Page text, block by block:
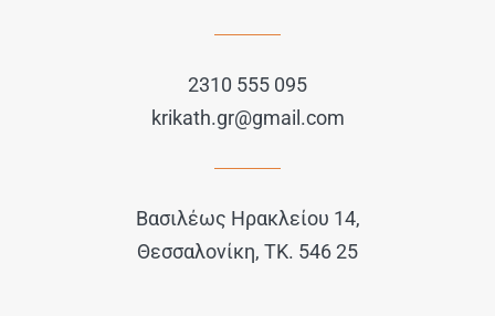
2310 555 095
krikath.gr@gmail.com
Βασιλέως Ηρακλείου 14,
Θεσσαλονίκη, ΤΚ. 546 25